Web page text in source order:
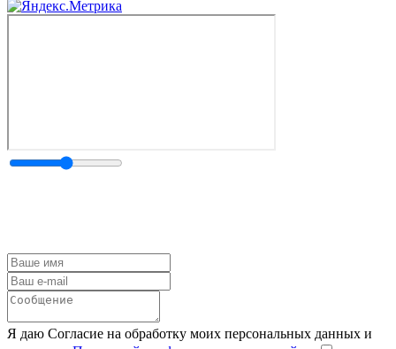
Я даю Согласие на обработку моих персональных данных и